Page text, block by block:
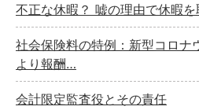
不正な休暇？ 嘘の理由で休暇を
社会保険料の特例：新型コロナ
より報酬…
会計限定監査役とその責任